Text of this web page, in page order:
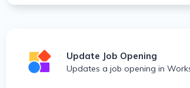
Update Job Opening
Updates a job opening in